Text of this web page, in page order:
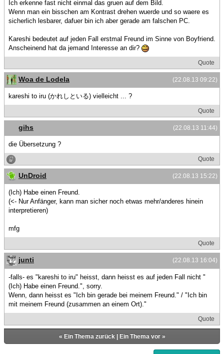
Ich erkenne fast nicht einmal das gruen auf dem Bild.
Wenn man ein bisschen am Kontrast drehen wuerde und so waere es
sicherlich lesbarer, dafuer bin ich aber gerade am falschen PC.
Kareshi bedeutet auf jeden Fall erstmal Freund im Sinne von Boyfriend.
Anscheinend hat da jemand Interesse an dir?
Quote
(22.08.13 09:22)
Woa de Lodela
kareshi to iru (かれしといる) vielleicht ... ?
Quote
(22.08.13 11:44)
gihs
die Übersetzung ?
Quote
(22.08.13 15:22)
UnDroid
(Ich) Habe einen Freund.
(<- Nur Anfänger, kann man sicher noch etwas mehr/anderes hinein
interpretieren)
mfg
Quote
(22.08.13 16:04)
junti
-falls- es "kareshi to iru" heisst, dann heisst es auf jeden Fall nicht "
(Ich) Habe einen Freund.", sorry.
Wenn, dann heisst es "Ich bin gerade bei meinem Freund." / "Ich bin
mit meinem Freund (zusammen an einem Ort)."
Quote
« Ein Thema zurück| Ein Thema vor»